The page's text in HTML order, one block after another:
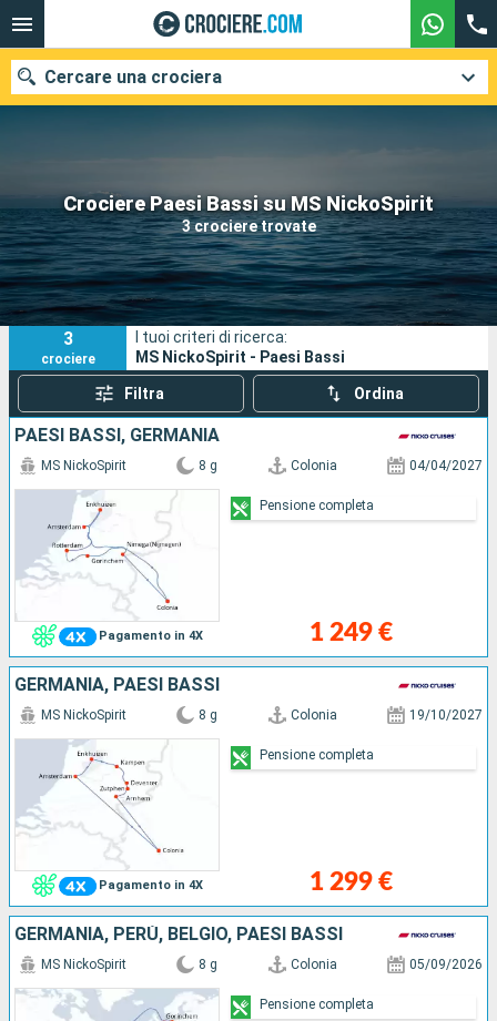
Crociere Paesi Bassi su MS NickoSpirit
3 crociere trovate
Cercare una crociera
Le nostre destinazioni
Mesi di partenza
Porti Compagnie
Ricerca
3
crociere
I tuoi criteri di ricerca:
MS NickoSpirit - Paesi Bassi
Filtra Ordina
PAESI BASSI, GERMANIA
Pagamento in 4X
MS NickoSpirit 8 g Colonia 04/04/2027
1 249 €
Pensione completa
GERMANIA, PAESI BASSI
Pagamento in 4X
MS NickoSpirit 8 g Colonia 19/10/2027
1 299 €
Pensione completa
GERMANIA, PERÙ, BELGIO, PAESI BASSI
MS NickoSpirit 8 g Colonia 05/09/2026
Pensione completa